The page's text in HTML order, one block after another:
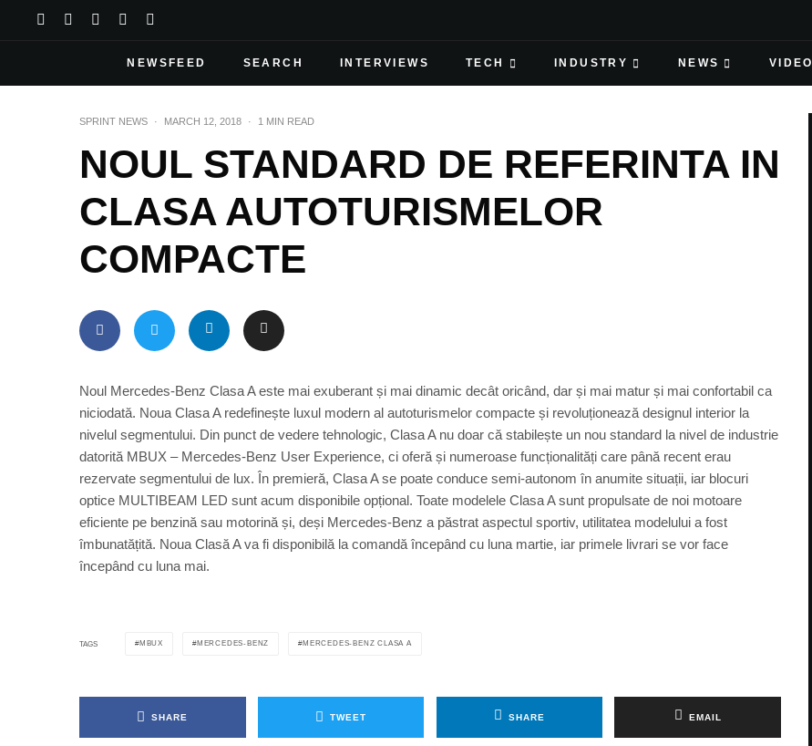
NEWSFEED SEARCH INTERVIEWS TECH INDUSTRY NEWS VIDEO
SPRINT NEWS · MARCH 12, 2018 · 1 MIN READ
NOUL STANDARD DE REFERINTA IN
CLASA AUTOTURISMELOR
COMPACTE
Noul Mercedes-Benz Clasa A este mai exuberant și mai dinamic decât oricând, dar și mai matur și mai confortabil ca
niciodată. Noua Clasa A redefinește luxul modern al autoturismelor compacte și revoluționează designul interior la
nivelul segmentului. Din punct de vedere tehnologic, Clasa A nu doar că stabilește un nou standard la nivel de industrie
datorită MBUX – Mercedes-Benz User Experience, ci oferă și numeroase funcționalități care până recent erau
rezervate segmentului de lux. În premieră, Clasa A se poate conduce semi-autonom în anumite situații, iar blocuri
optice MULTIBEAM LED sunt acum disponibile opțional. Toate modelele Clasa A sunt propulsate de noi motoare
eficiente pe benzină sau motorină și, deși Mercedes-Benz a păstrat aspectul sportiv, utilitatea modelului a fost
îmbunatățită. Noua Clasă A va fi disponibilă la comandă începând cu luna martie, iar primele livrari se vor face
începând cu luna mai.
TAGS MBUX MERCEDES-BENZ MERCEDES-BENZ CLASA A
SHARE TWEET SHARE EMAIL